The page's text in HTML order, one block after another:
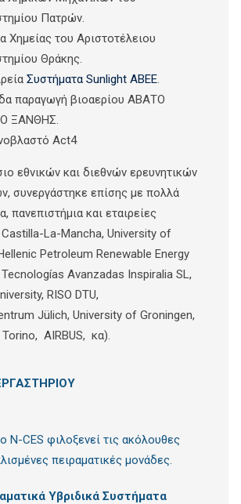
Πατρών.
Χημείας του Αριστοτέλειου
Θράκης.
Συστήματα Sunlight ΑΒΕΕ.
παραγωγή βιοαερίου ΑΒΑΤΟ
ΞΑΝΘΗΣ.
Act4
εθνικών και διεθνών ερευνητικών
συνεργάστηκε επίσης με πολλά
πανεπιστήμια και εταιρείες
La-Mancha, University of
Petroleum Renewable Energy
Avanzadas Inspiralia SL,
RISO DTU,
Jülich, University of Groningen,
AIRBUS, κα).
N-CES φιλοξενεί τις ακόλουθες
πειραματικές μονάδες.
Υβριδικά Συστήματα